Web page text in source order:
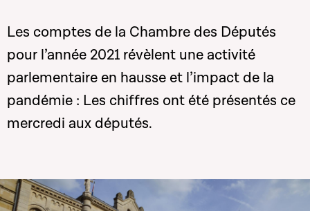
Les comptes de la Chambre des Députés
pour l’année 2021 révèlent une activité
parlementaire en hausse et l’impact de la
pandémie : Les chiffres ont été présentés ce
mercredi aux députés.